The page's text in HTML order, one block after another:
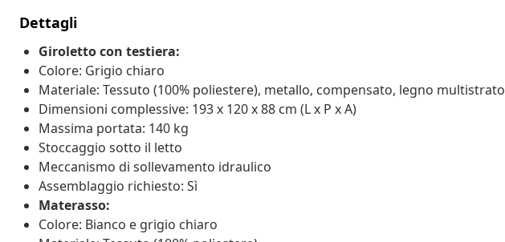
Dettagli
Giroletto con testiera:
Colore: Grigio chiaro
Materiale: Tessuto (100% poliestere), metallo, compensato, legno multistrato
Dimensioni complessive: 193 x 120 x 88 cm (L x P x A)
Massima portata: 140 kg
Stoccaggio sotto il letto
Meccanismo di sollevamento idraulico
Assemblaggio richiesto: Sì
Materasso:
Colore: Bianco e grigio chiaro